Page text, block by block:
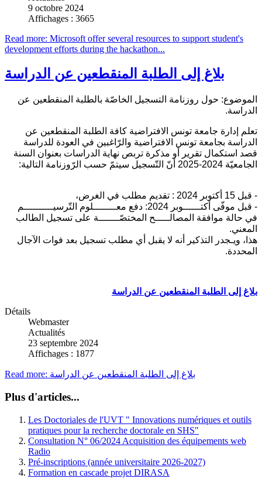
9 octobre 2024
Affichages : 3665
Read more: Microsoft offer several resources to support student's
development efforts during the hackathon...
بلاغ إلى الطلبة المنقطعين عن الدراسة
الموضوع: حول روزنامة التسجيل الخاصّة بالطلبة المنقطعين عن
الدراسة.
تعلم إدارة جامعة تونس الافتراضية كافة الطلبة المنقطعين عن
الدراسة بجامعة تونس الافتراضية والرّاغبين في العودة للدراسة
قصد استكمال تقرير أو مذكرة تربص نهاية الدراسات بعنوان السنة
الجامعيّة 2024-2025 أنّ التّسجيل سيتمّ حسب الرّوزنامة التالية:
- قبل 15 أكتوبر 2024 : تقديم مطلب في الغرض،
- قبل موفّى أكتــــــوبر 2024: دفع معــــــــلوم التّرسيــــــــــم
في حالة موافقة المصالـــــح المختصّـــــــة على تسجيل الطالب
المعني.
هذا، ويـجدر التذكير أنه لا يقبل أي مطلب تسجيل بعد فوات الآجال
المحددة.
بلاغ إلى الطلبة المنقطعين عن الدراسة
Détails
Webmaster
Actualités
23 septembre 2024
Affichages : 1877
Read more: بلاغ إلى الطلبة المنقطعين عن الدراسة
Plus d'articles...
Les Doctoriales de l'UVT " Innovations numériques et outils
pratiques pour la recherche doctorale en SHS"
Consultation N° 06/2024 Acquisition des équipements web
Radio
Pré-inscriptions (année universitaire 2026-2027)
Formation en cascade projet DIRASA